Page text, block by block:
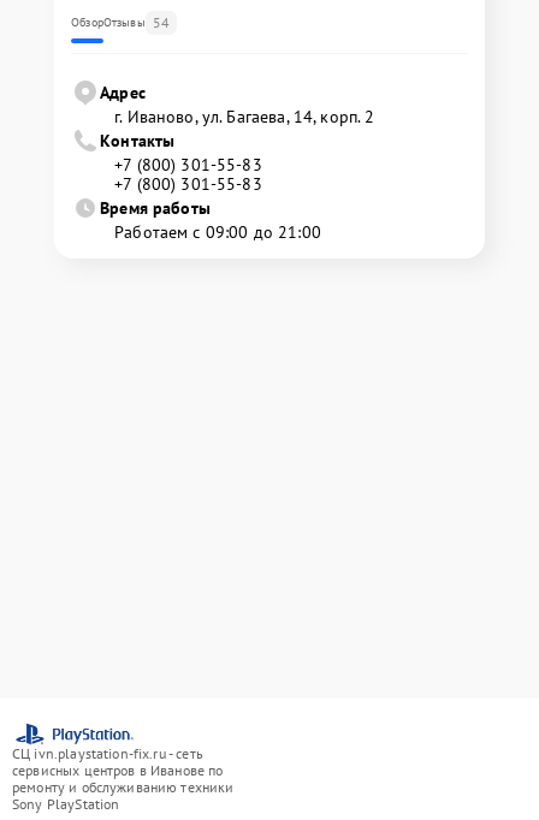
ОбзорОтзывы 54
Адрес
г. Иваново, ул. Багаева, 14, корп. 2
Контакты
+7 (800) 301-55-83
+7 (800) 301-55-83
Время работы
Работаем с 09:00 до 21:00
СЦ ivn.playstation-fix.ru - сеть
сервисных центров в Иванове по
ремонту и обслуживанию техники
Sony PlayStation